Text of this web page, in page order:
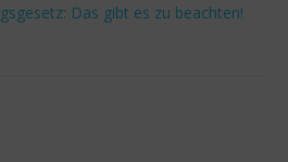
Das gibt es zu beachten!